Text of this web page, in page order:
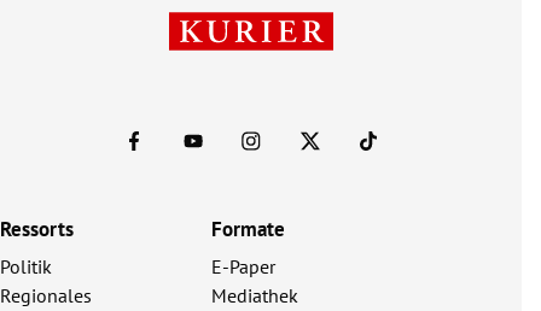
Ressorts
Politik
Regionales
Formate
E-Paper
Mediathek